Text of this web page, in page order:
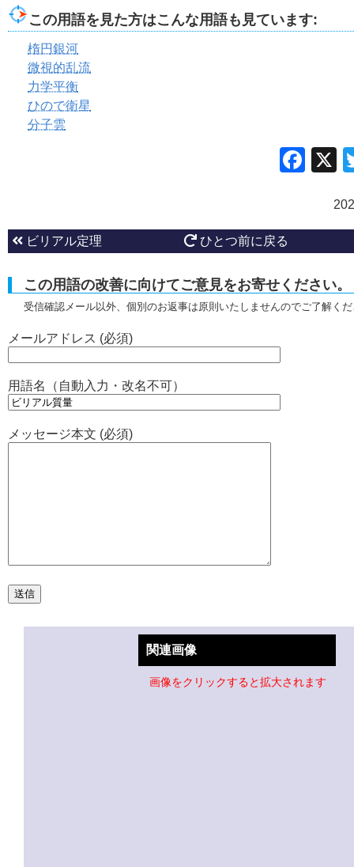
この用語を見た方はこんな用語も見ています:
楕円銀河
微視的乱流
力学平衡
ひので衛星
分子雲
ビリアル定理 ひとつ前に戻る
この用語の改善に向けてご意見をお寄せください。
受信確認メール以外、個別のお返事は原則いたしませんのでご了解く
メールアドレス (必須)
用語名（自動入力・改名不可）
メッセージ本文 (必須)
関連画像
画像をクリックすると拡大されます